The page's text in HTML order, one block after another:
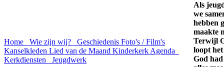
Home Wie zijn wij? Geschiedenis Foto's / Film's
Kanselkleden Lied van de Maand Kinderkerk Agenda
Kerkdiensten
Jeugdwerk
Als
we
hebben
maakte
Terwijl
loopt
God